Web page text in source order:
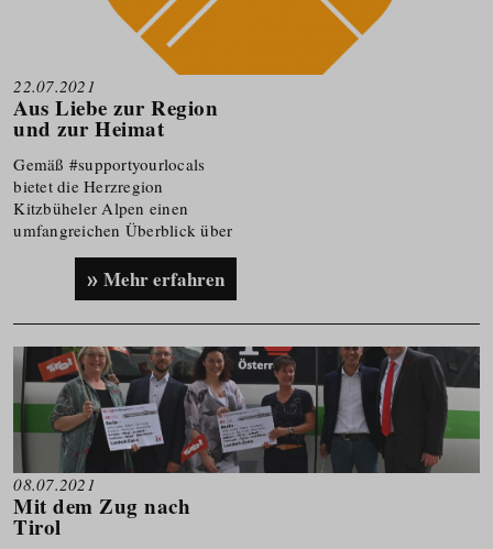
22.07.2021
Aus Liebe zur Region
und zur Heimat
Gemäß #supportyourlocals
bietet die Herzregion
Kitzbüheler Alpen einen
umfangreichen Überblick über
können regionale Gewerbe
unterstützt werden.
Mehr erfahren
08.07.2021
Mit dem Zug nach
Tirol